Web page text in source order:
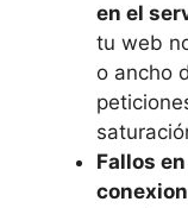
en el
tu web
o ancho
Fallos